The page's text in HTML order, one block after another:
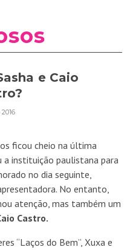
e Caio
ficou cheio na última
a instituição paulistana para
no dia seguinte,
No entanto,
atenção, mas também um
Castro.
“Laços do Bem”, Xuxa e